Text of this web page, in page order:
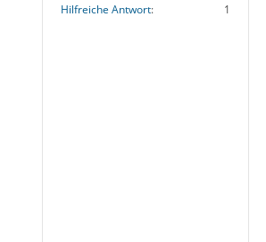
Hilfreiche Antwort
1